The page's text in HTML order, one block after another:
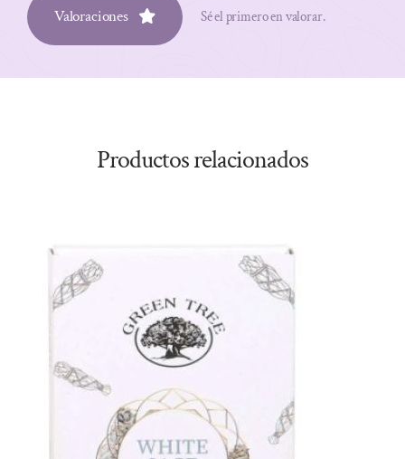
Valoraciones Sé el primero en valorar.
Productos relacionados